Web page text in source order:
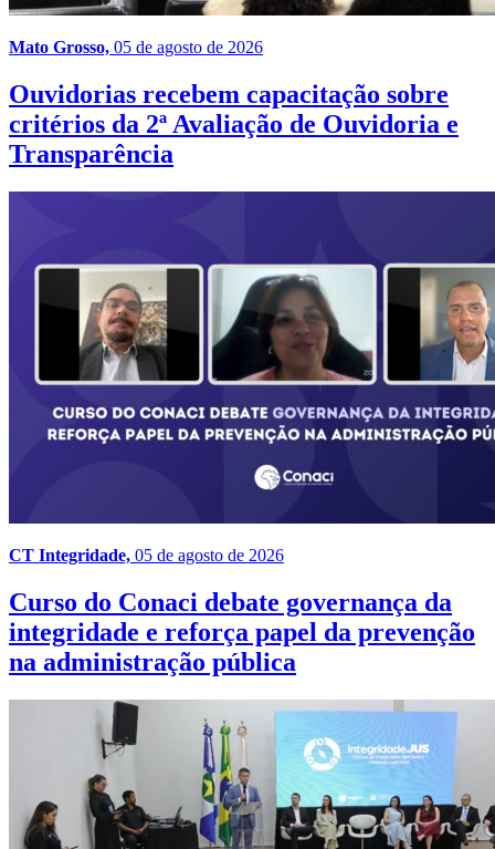
Mato Grosso, 05 de agosto de 2026
Ouvidorias recebem capacitação sobre
critérios da 2ª Avaliação de Ouvidoria e
Transparência
CT Integridade, 05 de agosto de 2026
Curso do Conaci debate governança da
integridade e reforça papel da prevenção
na administração pública